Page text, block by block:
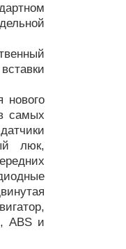
нового
самых
люк,
ABS и